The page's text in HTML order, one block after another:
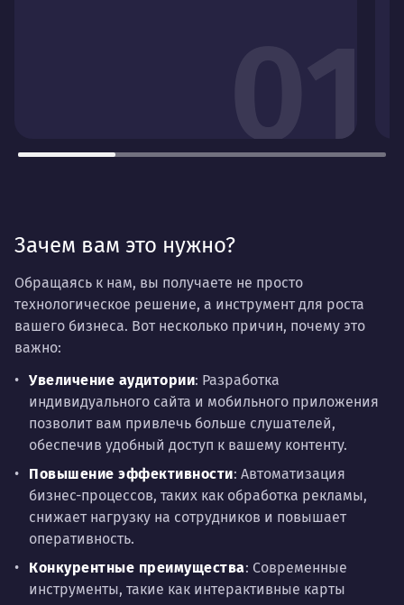
01
Зачем вам это нужно?
Обращаясь к нам, вы получаете не просто
технологическое решение, а инструмент для роста
вашего бизнеса. Вот несколько причин, почему это
важно:
Увеличение аудитории: Разработка
индивидуального сайта и мобильного приложения
позволит вам привлечь больше слушателей,
обеспечив удобный доступ к вашему контенту.
Повышение эффективности: Автоматизация
бизнес-процессов, таких как обработка рекламы,
снижает нагрузку на сотрудников и повышает
оперативность.
Конкурентные преимущества: Современные
инструменты, такие как интерактивные карты